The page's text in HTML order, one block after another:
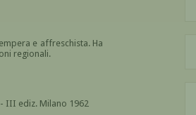
e affreschista. Ha
regionali.
III ediz. Milano 1962